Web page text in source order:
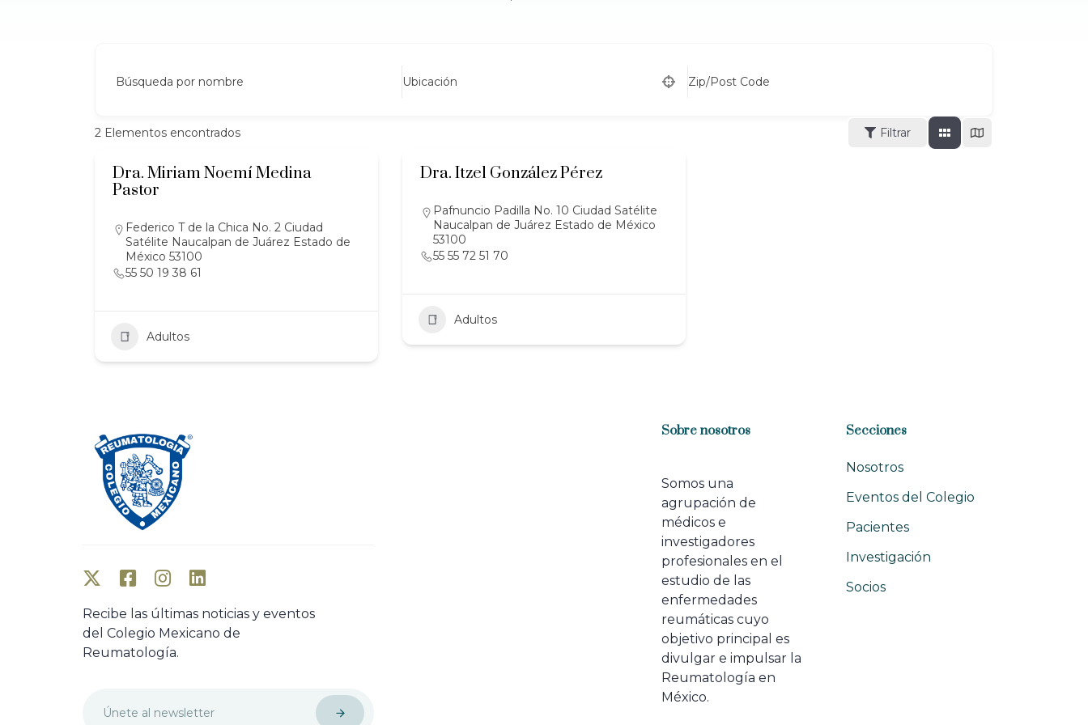
Búsqueda por nombre Ubicación Zip/Post Code
2 Elementos encontrados Filtrar
Dra. Miriam Noemí Medina
Pastor
Federico T de la Chica No. 2 Ciudad
Satélite Naucalpan de Juárez Estado de
México 53100
55 50 19 38 61
Adultos
Dra. Itzel González Pérez
Pafnuncio Padilla No. 10 Ciudad Satélite
Naucalpan de Juárez Estado de México
53100
55 55 72 51 70
Adultos
Recibe las últimas noticias y eventos
del Colegio Mexicano de
Reumatología.
Sobre nosotros
Somos una
agrupación de
médicos e
investigadores
profesionales en el
estudio de las
enfermedades
reumáticas cuyo
objetivo principal es
divulgar e impulsar la
Reumatología en
México.
Secciones
Nosotros
Eventos del Colegio
Pacientes
Investigación
Socios